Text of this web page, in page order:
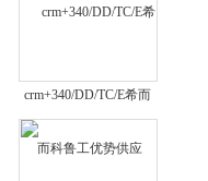
crm+340/DD/TC/E希而
科鲁工优势供应
microsonic 传感器 接近